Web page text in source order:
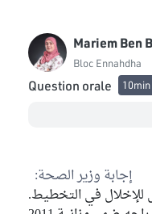
Mariem Ben
Bloc Ennahdha
Question orale 10min
إجابة وزير الصحة:
في التخطيط.